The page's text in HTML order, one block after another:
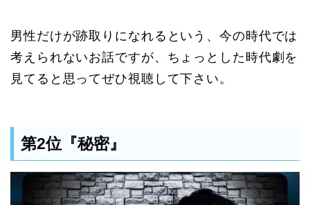
男性だけが跡取りになれるという、今の時代では
考えられないお話ですが、ちょっとした時代劇を
見てると思ってぜひ視聴して下さい。
第2位『秘密』